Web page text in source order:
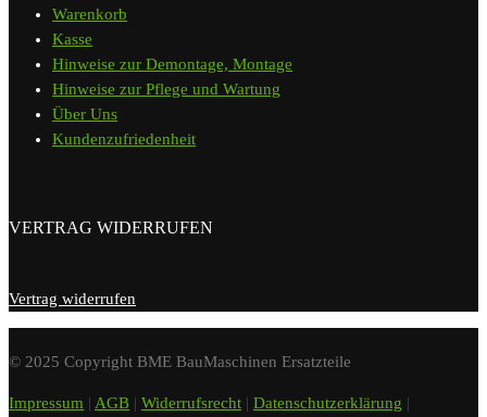
Warenkorb
Kasse
Hinweise zur Demontage, Montage
Hinweise zur Pflege und Wartung
Über Uns
Kundenzufriedenheit
VERTRAG WIDERRUFEN
Vertrag widerrufen
© 2025 Copyright BME BauMaschinen Ersatzteile
Impressum | AGB | Widerrufsrecht | Datenschutzerklärung |